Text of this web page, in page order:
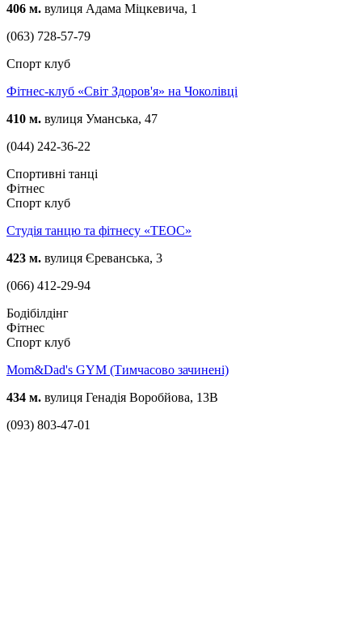
406 м. вулиця Адама Міцкевича, 1
(063) 728-57-79
Спорт клуб
Фітнес-клуб «Світ Здоров'я» на Чоколівці
410 м. вулиця Уманська, 47
(044) 242-36-22
Спортивні танці
Фітнес
Спорт клуб
Студія танцю та фітнесу «ТЕОС»
423 м. вулиця Єреванська, 3
(066) 412-29-94
Бодібілдінг
Фітнес
Спорт клуб
Mom&Dad's GYM (Тимчасово зачинені)
434 м. вулиця Генадія Воробйова, 13В
(093) 803-47-01